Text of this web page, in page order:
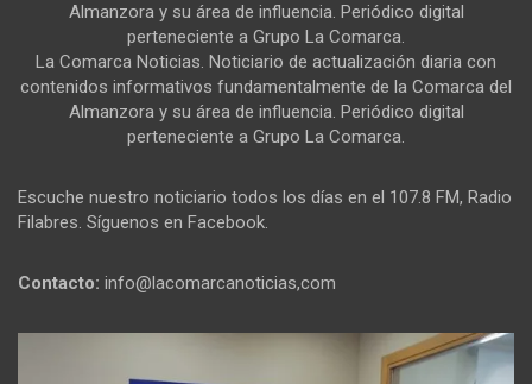
Almanzora y su área de influencia. Periódico digital
perteneciente a Grupo La Comarca.
La Comarca Noticias. Noticiario de actualización diaria con
contenidos informativos fundamentalmente de la Comarca del
Almanzora y su área de influencia. Periódico digital
perteneciente a Grupo La Comarca.
Escuche nuestro noticiario todos los días en el 107.8 FM, Radio
Filabres. Síguenos en Facebook.
Contacto: info@lacomarcanoticias,com